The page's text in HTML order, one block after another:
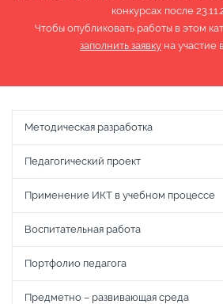
конкурсах после
Чтобы опубликовать работы в этом
заполнить заявку на участие
Методическая разработка
Педагогический проект
Применение ИКТ в учебном процессе
Воспитательная работа
Портфолио педагога
Предметно – развивающая среда